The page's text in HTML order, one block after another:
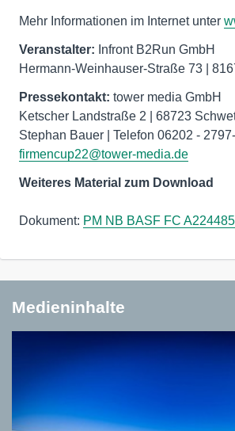
Mehr Informationen im Internet unter
Veranstalter: Infront B2Run GmbH
Hermann-Weinhauser-Straße 73 |
Pressekontakt: tower media GmbH
Ketscher Landstraße 2 | 68723
Stephan Bauer | Telefon 06202 -
firmencup22@tower-media.de
Weiteres Material zum Download
Dokument: PM NB BASF FC
Medieninhalte